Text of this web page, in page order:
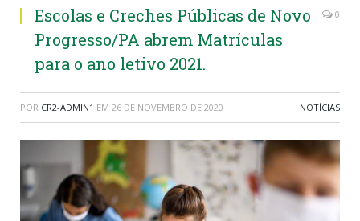
Escolas e Creches Públicas de Novo
Progresso/PA abrem Matrículas
para o ano letivo 2021.
0
POR CR2-ADMIN1 EM 26 DE NOVEMBRO DE 2020 NOTÍCIAS